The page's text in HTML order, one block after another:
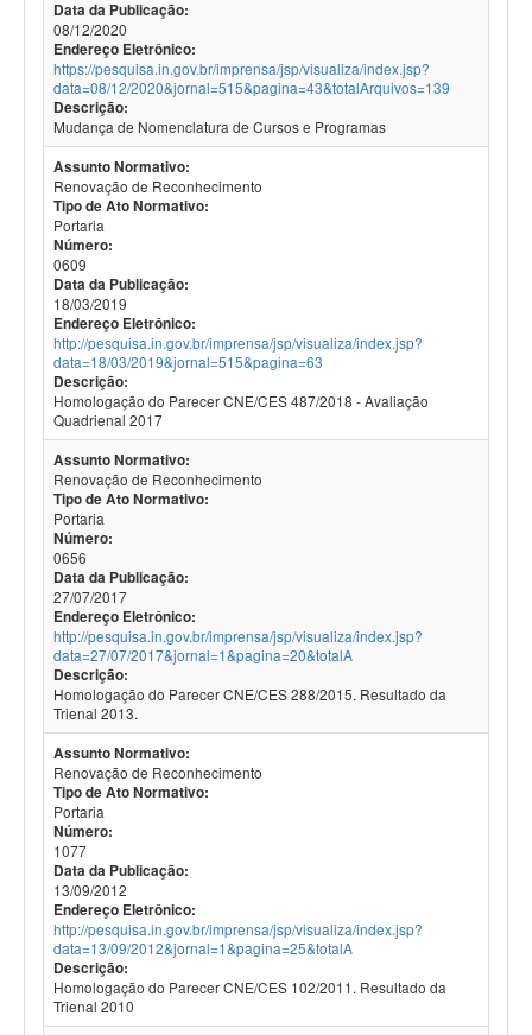
Data da Publicação:
08/12/2020
Endereço Eletrônico:
https://pesquisa.in.gov.br/imprensa/jsp/visualiza/index.jsp?
data=08/12/2020&jornal=515&pagina=43&totalArquivos=139
Descrição:
Mudança de Nomenclatura de Cursos e Programas
Assunto Normativo:
Renovação de Reconhecimento
Tipo de Ato Normativo:
Portaria
Número:
0609
Data da Publicação:
18/03/2019
Endereço Eletrônico:
http://pesquisa.in.gov.br/imprensa/jsp/visualiza/index.jsp?
data=18/03/2019&jornal=515&pagina=63
Descrição:
Homologação do Parecer CNE/CES 487/2018 - Avaliação
Quadrienal 2017
Assunto Normativo:
Renovação de Reconhecimento
Tipo de Ato Normativo:
Portaria
Número:
0656
Data da Publicação:
27/07/2017
Endereço Eletrônico:
http://pesquisa.in.gov.br/imprensa/jsp/visualiza/index.jsp?
data=27/07/2017&jornal=1&pagina=20&totalA
Descrição:
Homologação do Parecer CNE/CES 288/2015. Resultado da
Trienal 2013.
Assunto Normativo:
Renovação de Reconhecimento
Tipo de Ato Normativo:
Portaria
Número:
1077
Data da Publicação:
13/09/2012
Endereço Eletrônico:
http://pesquisa.in.gov.br/imprensa/jsp/visualiza/index.jsp?
data=13/09/2012&jornal=1&pagina=25&totalA
Descrição:
Homologação do Parecer CNE/CES 102/2011. Resultado da
Trienal 2010